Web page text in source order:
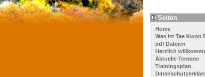
Seiten
Home
Was ist Tae Kwon
pdf Dateien
Herzlich
Aktuelle Termine
Trainingsplan